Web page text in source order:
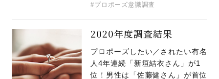
#プロポーズ意識調査
2020年度調査結果
プロポーズしたい／されたい有名
人4年連続「新垣結衣さん」が1
位！男性は「佐藤健さん」が首位